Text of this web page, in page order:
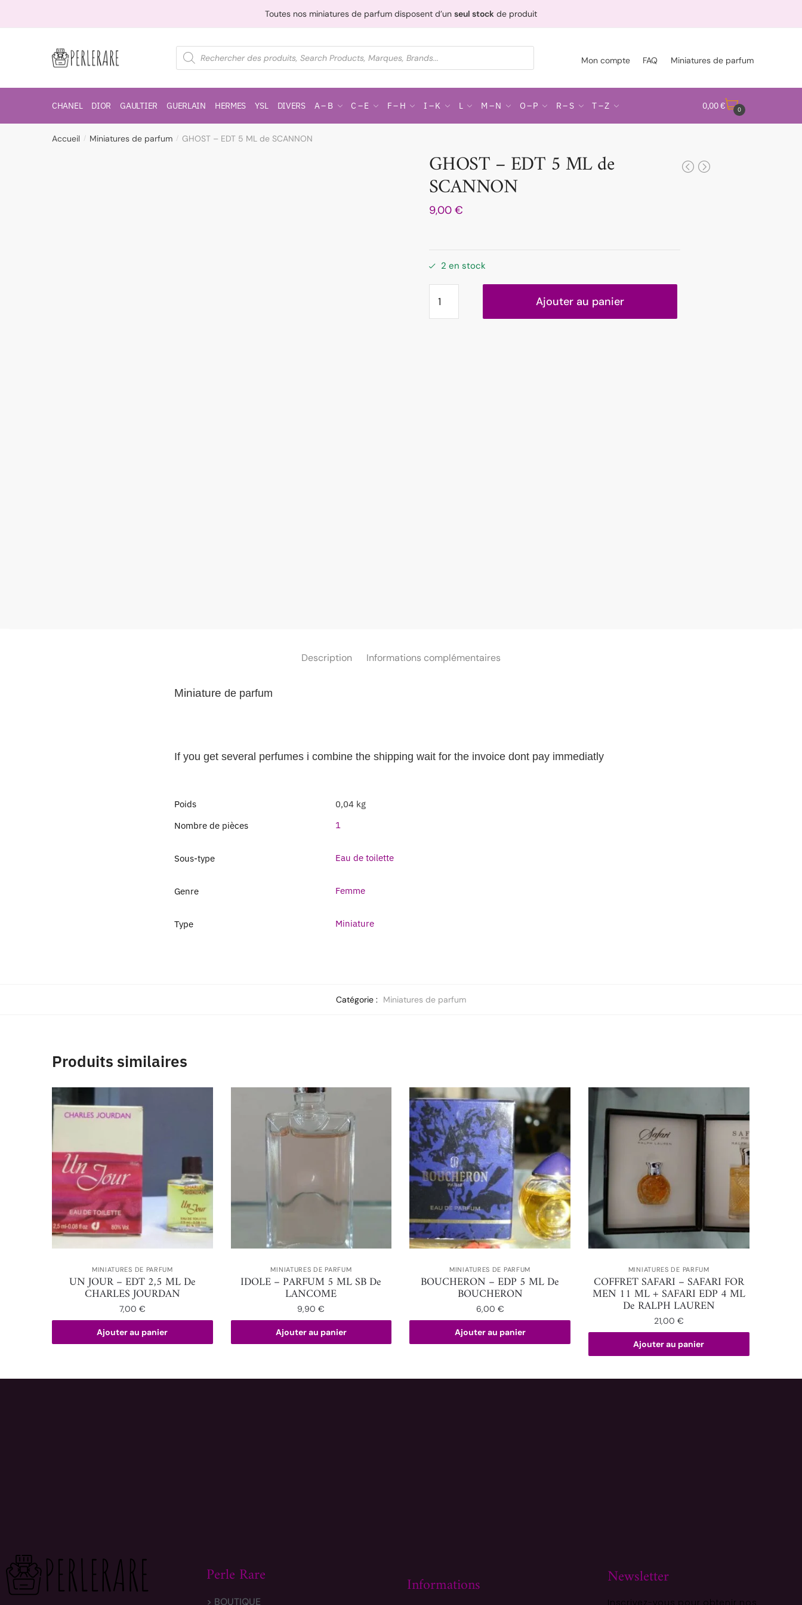
Toutes nos miniatures de parfum disposent d’un seul stock de produit
Mon compte FAQ Miniatures de parfum
CHANEL DIOR GAULTIER GUERLAIN HERMES YSL DIVERS A – B C – E F – H I – K L M – N O – P R – S T – Z 0,00 € 0
Accueil / Miniatures de parfum / GHOST – EDT 5 ML de SCANNON
GHOST – EDT 5 ML de
SCANNON
9,00 €
2 en stock
Ajouter au panier
Description Informations complémentaires
Miniature de parfum
If you get several perfumes i combine the shipping wait for the invoice dont pay immediatly
Poids
0,04 kg
Nombre de pièces
1
Sous-type Eau de toilette
Genre Femme
Type Miniature
Catégorie : Miniatures de parfum
Produits similaires
MINIATURES DE PARFUM
UN JOUR – EDT 2,5 ML De
CHARLES JOURDAN
7,00 €
Ajouter au panier
MINIATURES DE PARFUM
IDOLE – PARFUM 5 ML SB De
LANCOME
9,90€
Ajouter au panier
MINIATURES DE PARFUM
BOUCHERON – EDP 5 ML De
BOUCHERON
6,00 €
Ajouter au panier
MINIATURES DE PARFUM
COFFRET SAFARI – SAFARI FOR
MEN 11 ML + SAFARI EDP 4 ML
De RALPH LAUREN
21,00 €
Ajouter au panier
Perle Rare
> BOUTIQUE
Informations Newsletter
Inscrivez-vous pour obtenir nos